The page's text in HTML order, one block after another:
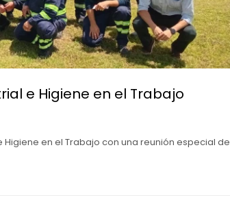
e Higiene en el Trabajo
en el Trabajo con una reunión especial de